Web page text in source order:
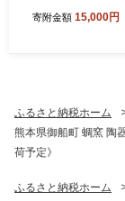
おすすめ うなぎの
寄附金額 15,000円
ふるさと納税ホーム
熊本県御船町 蜩窯 陶
荷予定》
ふるさと納税ホーム